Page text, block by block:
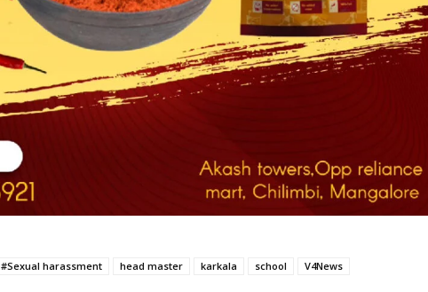
#Sexual harassment head master karkala school V4News